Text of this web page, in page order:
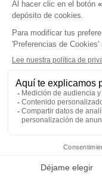
COMUNIDAD FORAL DE
Tipos de
opciones en